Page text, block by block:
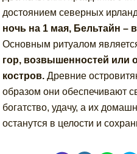
достоянием северных
ночь на 1 мая, Бельтайн –
Основным ритуалом
гор, возвышенностей или
костров. Древние
образом они обеспечивают
богатство, удачу, а их
останутся в целости и